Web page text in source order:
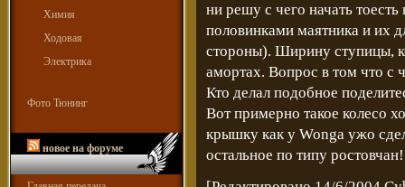
Химия
Ходовая
Электрика
Фото Тюнинг
новое на форуме
ни решу с чего начать
половинками маятника и их
стороны). Ширину ступицы,
амортах. Вопрос в том что с
Кто делал подобное
Вот примерно такое колесо
крышку как у Wonga ужо
остальное по типу